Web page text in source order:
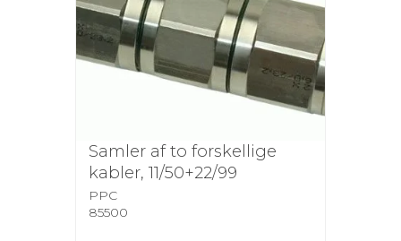
Samler af to forskellige
kabler, 11/50+22/99
PPC
85500